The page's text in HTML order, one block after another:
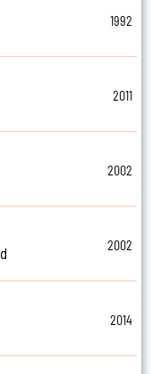
1992
2011
2002
2002
2014